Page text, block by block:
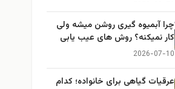
چرا آبمیوه گیری روشن میشه ولی
کار نمیکنه؟ روش های عیب یابی
2026-07-10
عرقیات گیاهی برای خانواده؛ کدام